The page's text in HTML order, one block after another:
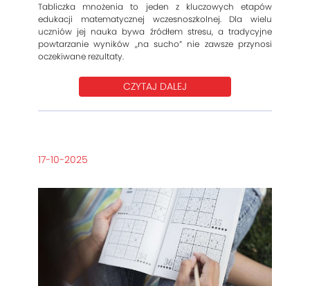
Tabliczka mnożenia to jeden z kluczowych etapów
edukacji matematycznej wczesnoszkolnej. Dla wielu
uczniów jej nauka bywa źródłem stresu, a tradycyjne
powtarzanie wyników „na sucho” nie zawsze przynosi
oczekiwane rezultaty.
CZYTAJ DALEJ
17-10-2025